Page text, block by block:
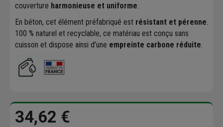
couverture harmonieuse et uniforme.
En béton, cet élément préfabriqué est résistant et pérenne.
100 % naturel et recyclable, ce matériau est conçu sans
cuisson et dispose ainsi d'une empreinte carbone réduite.
34,62 €